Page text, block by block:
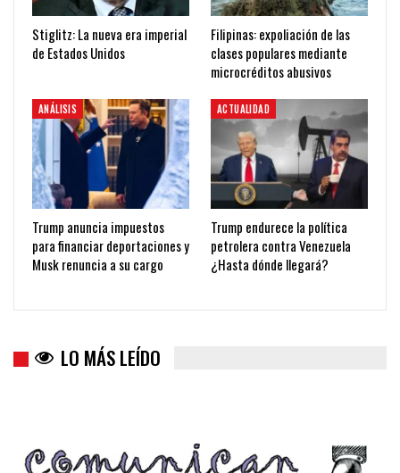
Stiglitz: La nueva era imperial
de Estados Unidos
Filipinas: expoliación de las
clases populares mediante
microcréditos abusivos
ANÁLISIS
Trump anuncia impuestos
para financiar deportaciones y
Musk renuncia a su cargo
ACTUALIDAD
Trump endurece la política
petrolera contra Venezuela
¿Hasta dónde llegará?
LO MÁS LEÍDO